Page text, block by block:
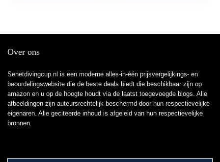
Over ons
Senetdivingcup.nl is een moderne alles-in-één prijsvergelijkings- en
beoordelingswebsite die de beste deals biedt die beschikbaar zijn op
amazon en u op de hoogte houdt via de laatst toegevoegde blogs. Alle
afbeeldingen zijn auteursrechtelijk beschermd door hun respectievelijke
eigenaren. Alle geciteerde inhoud is afgeleid van hun respectievelijke
bronnen.